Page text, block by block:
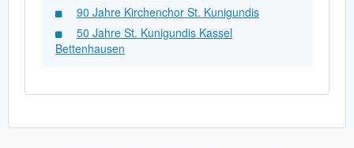
90 Jahre Kirchenchor St. Kunigundis
50 Jahre St. Kunigundis Kassel
Bettenhausen